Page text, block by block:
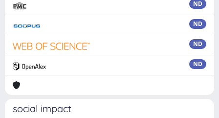
ND
ND
ND
ND
social impact